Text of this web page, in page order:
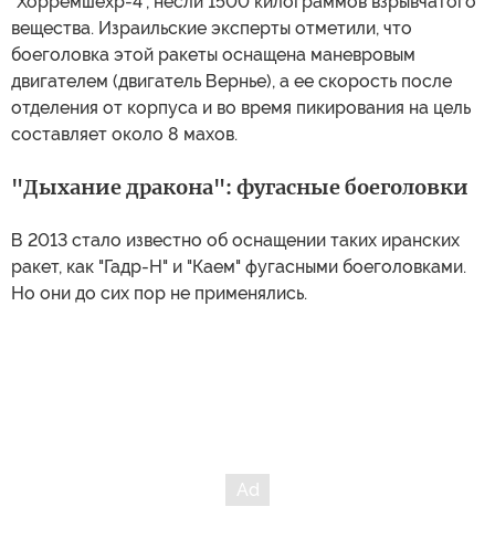
вещества. Израильские эксперты отметили, что
боеголовка этой ракеты оснащена маневровым
двигателем (двигатель Вернье), а ее скорость после
отделения от корпуса и во время пикирования на цель
составляет около 8 махов.
"Дыхание дракона": фугасные боеголовки
В 2013 стало известно об оснащении таких иранских
ракет, как "Гадр-H" и "Каем" фугасными боеголовками.
Но они до сих пор не применялись.